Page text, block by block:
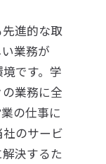
進的な取
業務が
です。学
業務に全
の仕事に
のサービ
決するた